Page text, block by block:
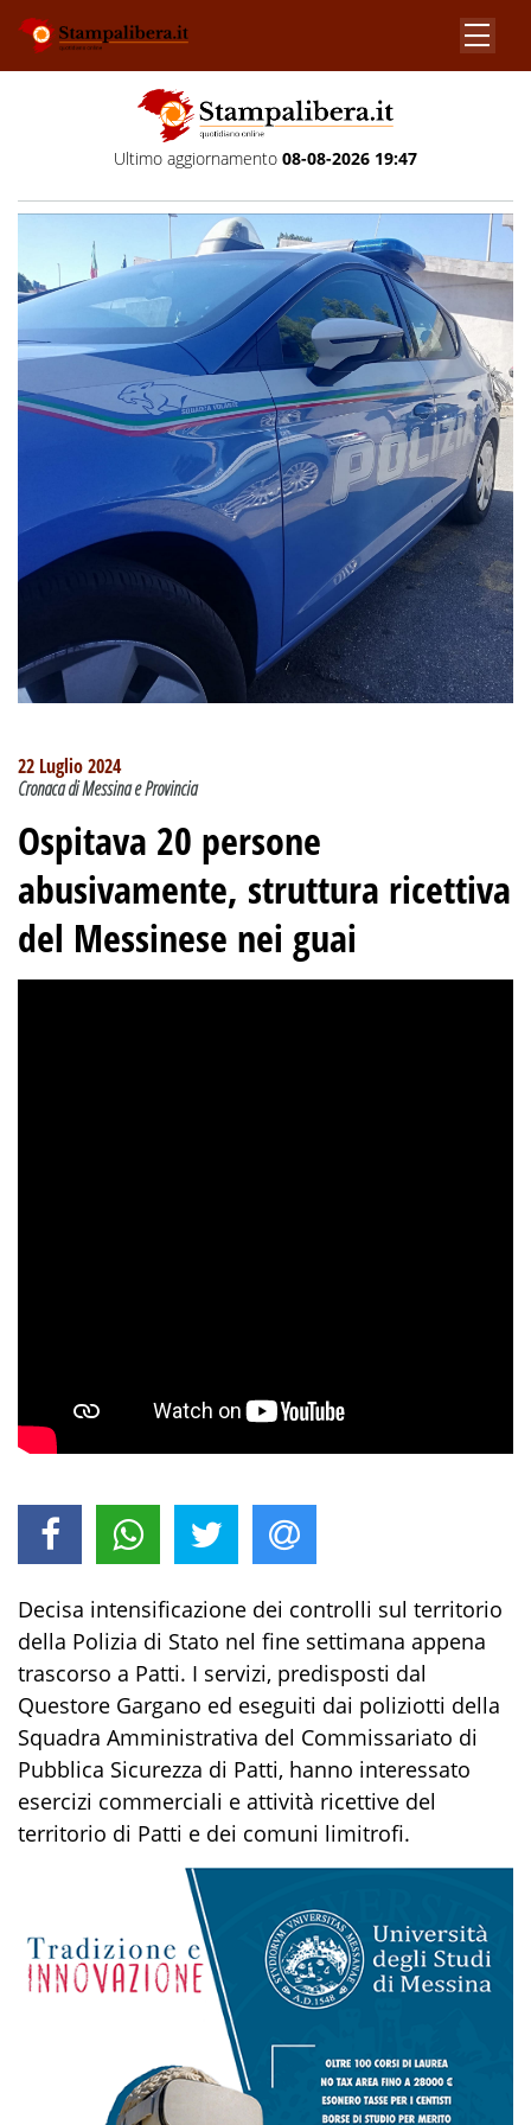
Ultimo aggiornamento 08-08-2026 19:47
22 Luglio 2024
Cronaca di Messina e Provincia
Ospitava 20 persone
abusivamente, struttura ricettiva
del Messinese nei guai
Decisa intensificazione dei controlli sul territorio
della Polizia di Stato nel fine settimana appena
trascorso a Patti. I servizi, predisposti dal
Questore Gargano ed eseguiti dai poliziotti della
Squadra Amministrativa del Commissariato di
Pubblica Sicurezza di Patti, hanno interessato
esercizi commerciali e attività ricettive del
territorio di Patti e dei comuni limitrofi.